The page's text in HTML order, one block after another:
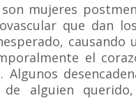
mujeres
que dan
causando
el
alguien